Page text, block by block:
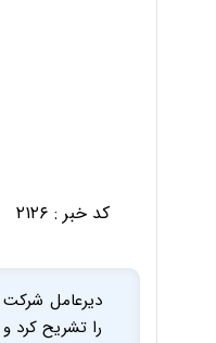
کد خبر : ۲۱۲۶
را تشریح کرد